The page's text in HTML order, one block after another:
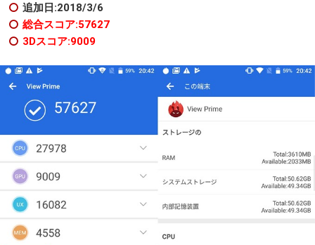
追加日:2018/3/6
総合スコア:57627
3Dスコア:9009